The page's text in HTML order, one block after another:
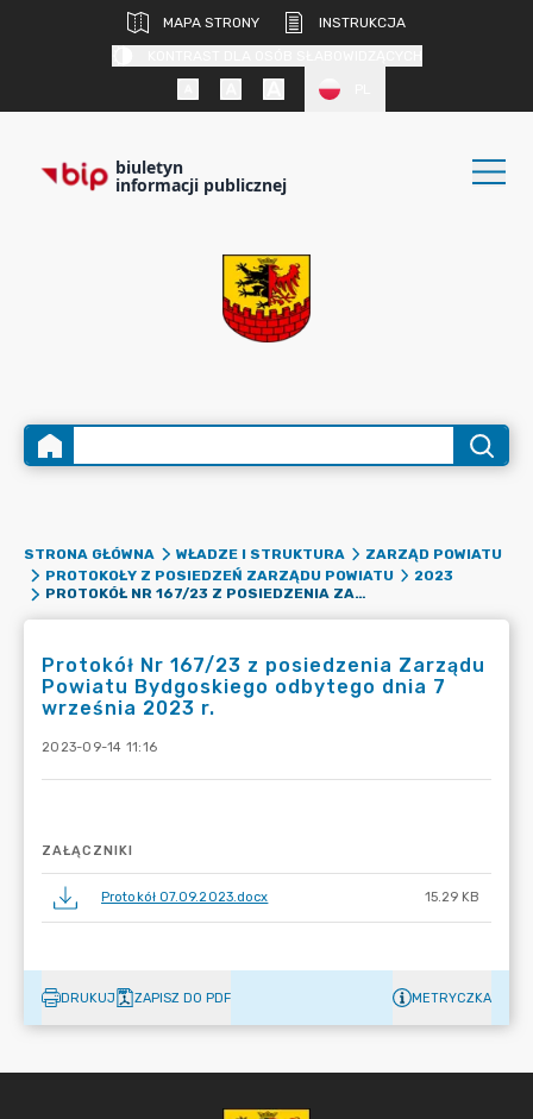
MAPA STRONY
INSTRUKCJA
biuletyn
informacji publicznej
STRONA GŁÓWNA WŁADZE I STRUKTURA
ZARZĄD POWIATU
PROTOKOŁY Z POSIEDZEŃ ZARZĄDU POWIATU
2023
PROTOKÓŁ NR 167/23 Z POSIEDZENIA ZARZĄDU POWIATU BYDGOSKIEGO ODBYTEGO DNIA 7 WRZEŚNIA 2023 R.
Protokół Nr 167/23 z posiedzenia Zarządu
Powiatu Bydgoskiego odbytego dnia 7
września 2023 r.
2023-09-14 11:16
ZAŁĄCZNIKI
Protokół 07.09.2023.docx 15.29 KB
DRUKUJ ZAPISZ DO PDF METRYCZKA